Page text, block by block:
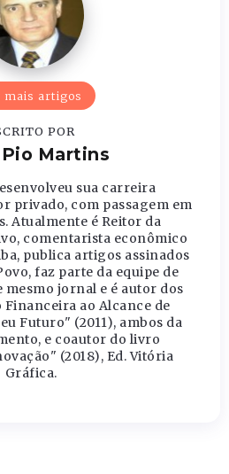
mais artigos
POR
Martins
sua carreira
privado, com passagem em
Atualmente é Reitor da
comentarista econômico
publica artigos assinados
faz parte da equipe de
mesmo jornal e é autor dos
ao Alcance de
Futuro" (2011), ambos da
e coautor do livro
(2018), Ed. Vitória
Gráfica.